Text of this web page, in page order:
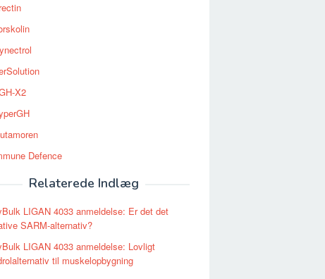
X2
Defence
Relaterede Indlæg
LIGAN 4033 anmeldelse: Er det det
SARM-alternativ?
LIGAN 4033 anmeldelse: Lovligt
til muskelopbygning